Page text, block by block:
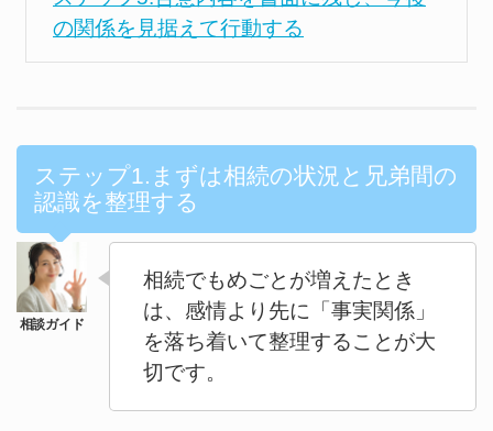
の関係を見据えて行動する
ステップ1.まずは相続の状況と兄弟間の
認識を整理する
相続でもめごとが増えたとき
は、感情より先に「事実関係」
を落ち着いて整理することが大
切です。